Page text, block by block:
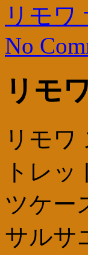
リモワ
No
リモ
リモワ
トレ
ツケー
サルサ